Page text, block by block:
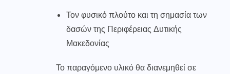
Τον φυσικό πλούτο και τη σημασία των
δασών της Περιφέρειας Δυτικής
Μακεδονίας
Το παραγόμενο υλικό θα διανεμηθεί σε